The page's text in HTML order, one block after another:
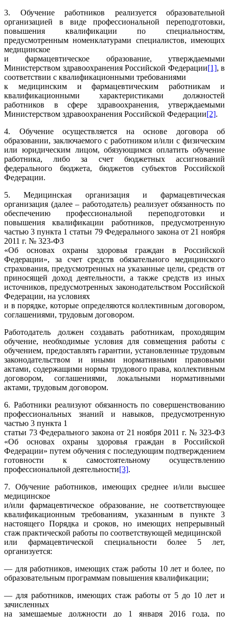
3. Обучение работников реализуется образовательной
организацией в виде профессиональной переподготовки,
повышения квалификации по специальностям,
предусмотренным номенклатурами специалистов, имеющих
медицинское
и фармацевтическое образование, утверждаемыми
Министерством здравоохранения Российской Федерации[1], в
соответствии с квалификационными требованиями
к медицинским и фармацевтическим работникам и
квалификационными характеристиками должностей
работников в сфере здравоохранения, утверждаемыми
Министерством здравоохранения Российской Федерации[2].
4. Обучение осуществляется на основе договора об
образовании, заключаемого с работником и/или с физическим
или юридическим лицом, обязующимся оплатить обучение
работника, либо за счет бюджетных ассигнований
федерального бюджета, бюджетов субъектов Российской
Федерации.
5. Медицинская организация и фармацевтическая
организация (далее – работодатель) реализует обязанность по
обеспечению профессиональной переподготовки и
повышения квалификации работников, предусмотренную
частью 3 пункта 1 статьи 79 Федерального закона от 21 ноября
2011 г. № 323-ФЗ
«Об основах охраны здоровья граждан в Российской
Федерации», за счет средств обязательного медицинского
страхования, предусмотренных на указанные цели, средств от
приносящей доход деятельности, а также средств из иных
источников, предусмотренных законодательством Российской
Федерации, на условиях
и в порядке, которые определяются коллективным договором,
соглашениями, трудовым договором.
Работодатель должен создавать работникам, проходящим
обучение, необходимые условия для совмещения работы с
обучением, предоставлять гарантии, установленные трудовым
законодательством и иными нормативными правовыми
актами, содержащими нормы трудового права, коллективным
договором, соглашениями, локальными нормативными
актами, трудовым договором.
6. Работники реализуют обязанность по совершенствованию
профессиональных знаний и навыков, предусмотренную
частью 3 пункта 1
статьи 73 Федерального закона от 21 ноября 2011 г. № 323-ФЗ
«Об основах охраны здоровья граждан в Российской
Федерации» путем обучения с последующим подтверждением
готовности к самостоятельному осуществлению
профессиональной деятельности[3].
7. Обучение работников, имеющих среднее и/или высшее
медицинское
и/или фармацевтическое образование, не соответствующее
квалификационным требованиям, указанным в пункте 3
настоящего Порядка и сроков, но имеющих непрерывный
стаж практической работы по соответствующей медицинской
или фармацевтической специальности более 5 лет,
организуется:
— для работников, имеющих стаж работы 10 лет и более, по
образовательным программам повышения квалификации;
— для работников, имеющих стаж работы от 5 до 10 лет и
зачисленных
на замещаемые должности до 1 января 2016 года, по